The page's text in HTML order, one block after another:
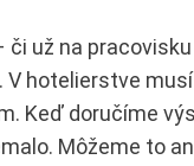
už na
hotelierstve
Keď doručíme
Môžeme to